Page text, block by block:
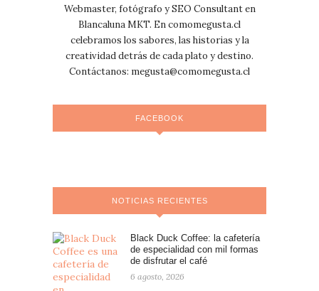
Webmaster, fotógrafo y SEO Consultant en
Blancaluna MKT. En comomegusta.cl
celebramos los sabores, las historias y la
creatividad detrás de cada plato y destino.
Contáctanos: megusta@comomegusta.cl
FACEBOOK
NOTICIAS RECIENTES
Black Duck Coffee: la cafetería
de especialidad con mil formas
de disfrutar el café
6 agosto, 2026